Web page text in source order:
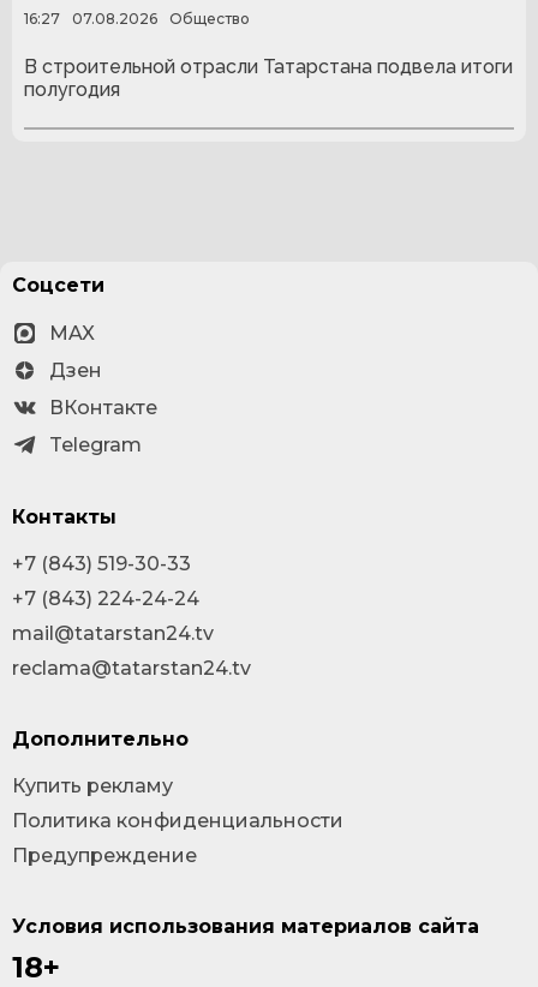
16:27 07.08.2026 Общество
В строительной отрасли Татарстана подвела итоги
полугодия
Условия использования материалов сайта
18+
Соцсети
MAX
Дзен
ВКонтакте
Telegram
Контакты
+7 (843) 519-30-33
+7 (843) 224-24-24
mail@tatarstan24.tv
reclama@tatarstan24.tv
Дополнительно
Купить рекламу
Политика конфиденциальности
Предупреждение